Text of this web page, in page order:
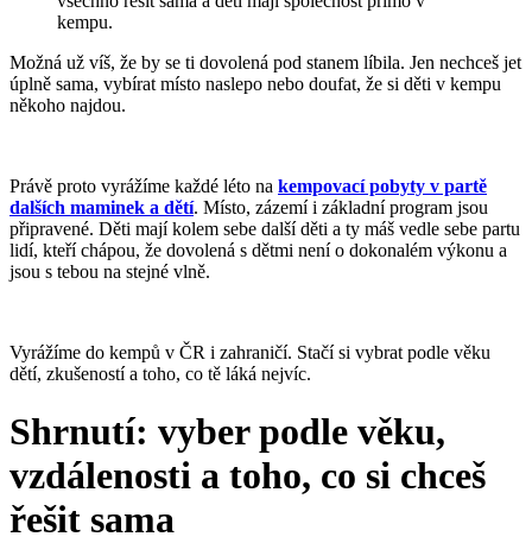
kempu.
Možná už víš, že by se ti dovolená pod stanem líbila. Jen nechceš jet
úplně sama, vybírat místo naslepo nebo doufat, že si děti v kempu
někoho najdou.
Právě proto vyrážíme každé léto na kempovací pobyty v partě
dalších maminek a dětí. Místo, zázemí i základní program jsou
připravené. Děti mají kolem sebe další děti a ty máš vedle sebe partu
lidí, kteří chápou, že dovolená s dětmi není o dokonalém výkonu a
jsou s tebou na stejné vlně.
Vyrážíme do kempů v ČR i zahraničí. Stačí si vybrat podle věku
dětí, zkušeností a toho, co tě láká nejvíc.
Shrnutí: vyber podle věku,
vzdálenosti a toho, co si chceš
řešit sama